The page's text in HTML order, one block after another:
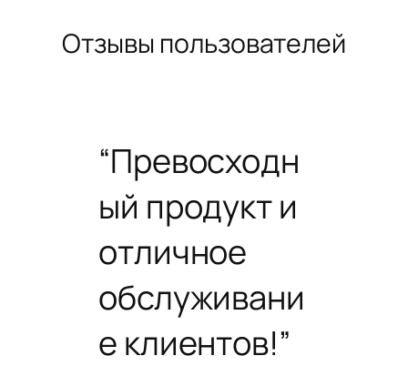
Отзывы пользователей
“Превосходн
ый продукт и
отличное
обслуживани
е клиентов!”